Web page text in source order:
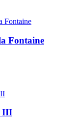
Fontaine
III